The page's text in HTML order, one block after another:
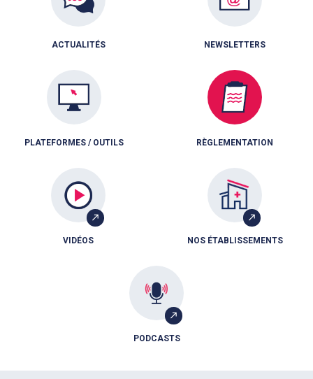
ACTUALITÉS NEWSLETTERS
PLATEFORMES / OUTILS RÈGLEMENTATION
VIDÉOS NOS ÉTABLISSEMENTS
PODCASTS